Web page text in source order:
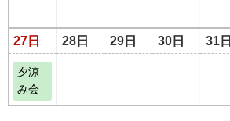
27日 28日 29日 30日 31日
夕涼
み会